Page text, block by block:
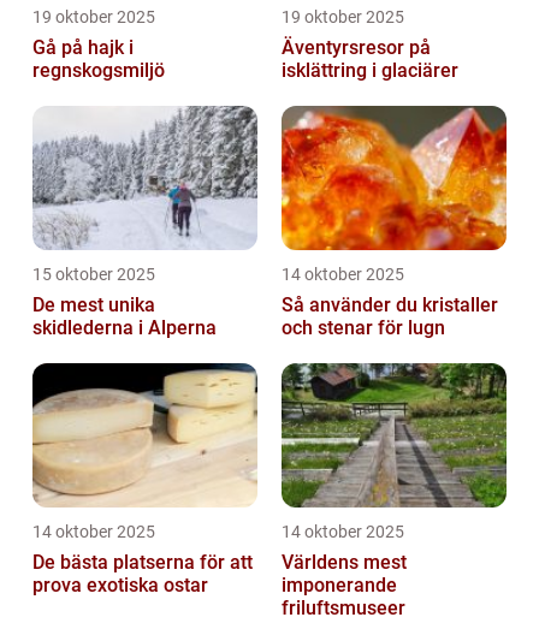
19 oktober 2025
Gå på hajk i
regnskogsmiljö
19 oktober 2025
Äventyrsresor på
isklättring i glaciärer
15 oktober 2025
De mest unika
skidlederna i Alperna
14 oktober 2025
Så använder du kristaller
och stenar för lugn
14 oktober 2025
De bästa platserna för att
prova exotiska ostar
14 oktober 2025
Världens mest
imponerande
friluftsmuseer